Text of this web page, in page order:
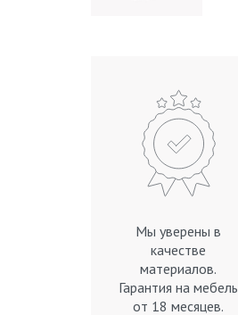
Мы уверены в
качестве
материалов.
Гарантия на мебель
от 18 месяцев.